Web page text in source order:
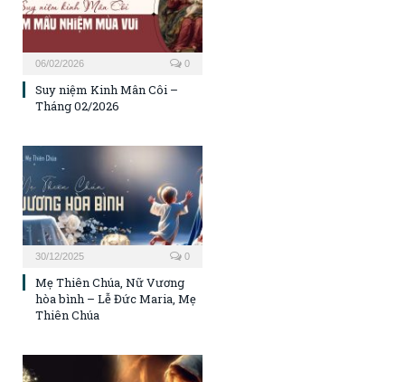
06/02/2026 0
Suy niệm Kinh Mân Côi –
Tháng 02/2026
30/12/2025 0
Mẹ Thiên Chúa, Nữ Vương
hòa bình – Lễ Đức Maria, Mẹ
Thiên Chúa